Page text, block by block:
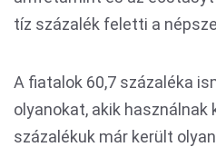
tíz százalék feletti a
A fiatalok 60,7 százaléka
olyanokat, akik használnak
százalékuk már került